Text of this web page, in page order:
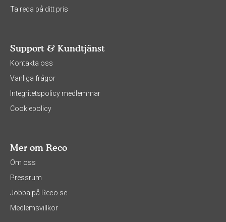
Ta reda på ditt pris
Support & Kundtjänst
Kontakta oss
Vanliga frågor
Integritetspolicy medlemmar
Cookiepolicy
Mer om Reco
Om oss
Pressrum
Jobba på Reco.se
Medlemsvillkor